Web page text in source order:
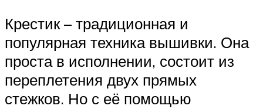
Крестик – традиционная и
популярная техника вышивки. Она
проста в исполнении, состоит из
переплетения двух прямых
стежков. Но с её помощью